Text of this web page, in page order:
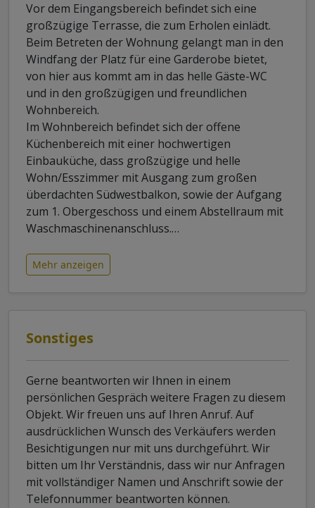
Vor dem Eingangsbereich befindet sich eine
großzügige Terrasse, die zum Erholen einlädt.
Beim Betreten der Wohnung gelangt man in den
Windfang der Platz für eine Garderobe bietet,
von hier aus kommt am in das helle Gäste-WC
und in den großzügigen und freundlichen
Wohnbereich.
Im Wohnbereich befindet sich der offene
Küchenbereich mit einer hochwertigen
Einbauküche, dass großzügige und helle
Wohn/Esszimmer mit Ausgang zum großen
überdachten Südwestbalkon, sowie der Aufgang
zum 1. Obergeschoss und einem Abstellraum mit
Waschmaschinenanschluss.…
Mehr anzeigen
Sonstiges
Gerne beantworten wir Ihnen in einem
persönlichen Gespräch weitere Fragen zu diesem
Objekt. Wir freuen uns auf Ihren Anruf. Auf
ausdrücklichen Wunsch des Verkäufers werden
Besichtigungen nur mit uns durchgeführt. Wir
bitten um Ihr Verständnis, dass wir nur Anfragen
mit vollständiger Namen und Anschrift sowie der
Telefonnummer beantworten können.